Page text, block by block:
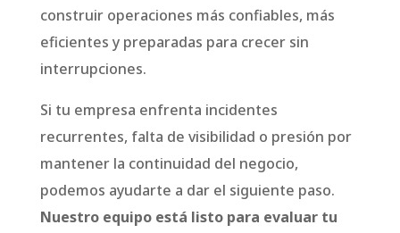
construir operaciones más confiables, más
eficientes y preparadas para crecer sin
interrupciones.
Si tu empresa enfrenta incidentes
recurrentes, falta de visibilidad o presión por
mantener la continuidad del negocio,
podemos ayudarte a dar el siguiente paso.
Nuestro equipo está listo para evaluar tu